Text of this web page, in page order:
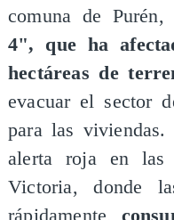
comuna de Purén,
4", que ha
hectáreas de
evacuar el sector
para las
alerta roja en las
Victoria, donde
rápidamente,